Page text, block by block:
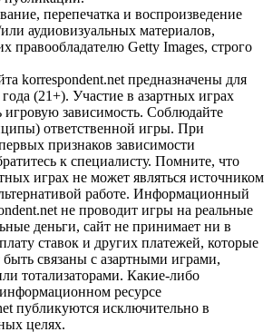
перепечатка и воспроизведение
аудиовизуальных материалов,
правообладателю Getty Images, строго
korrespondent.net предназначены для
(21+). Участие в азартных играх
игровую зависимость. Соблюдайте
ответственной игры. При
признаков зависимости
к специалисту. Помните, что
играх не может являться источником
работе. Информационный
не проводит игры на реальные
деньги, сайт не принимает ни в
ставок и других платежей, которые
быть связаны с азартными играми,
тотализаторами. Какие-либо
ресурсе
публикуются исключительно в
целях.